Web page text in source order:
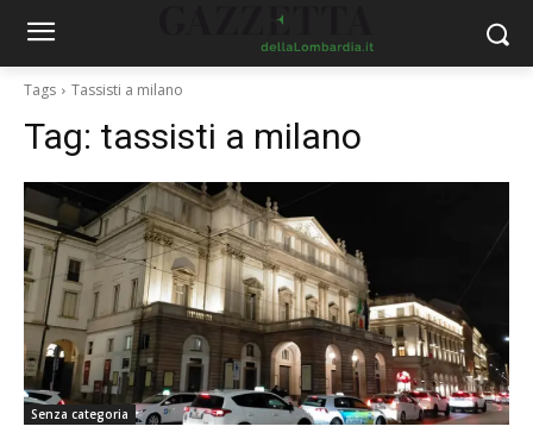
Tags Tassisti a milano
Tag: tassisti a milano
Senza categoria